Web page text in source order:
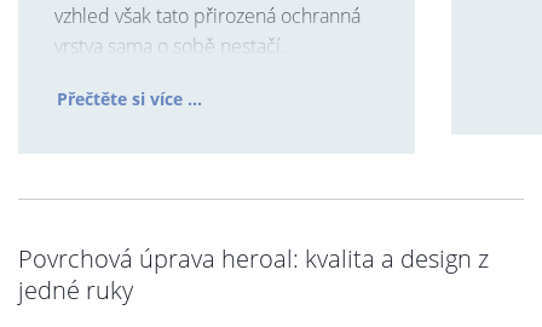
vzhled však tato přirozená ochranná
vrstva sama o sobě nestačí.
Přečtěte si více ...
Povrchová úprava heroal: kvalita a design z
jedné ruky